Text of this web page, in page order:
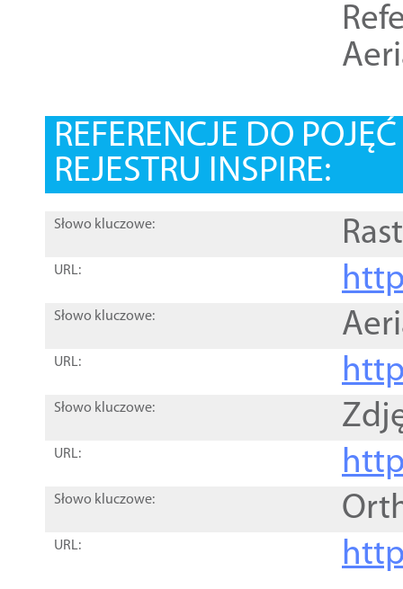
REFERENCJE DO
REJESTRU INSPIRE:
Słowo kluczowe:
URL:
Słowo kluczowe:
URL:
Słowo kluczowe:
URL:
Słowo kluczowe:
URL: